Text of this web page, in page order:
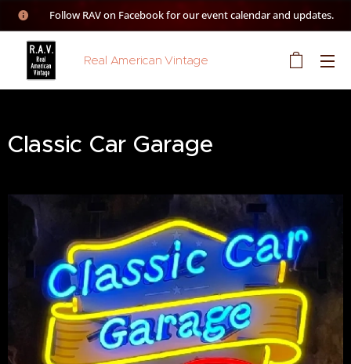
👉 Follow RAV on Facebook for our event calendar and updates.
Real American Vintage
Classic Car Garage